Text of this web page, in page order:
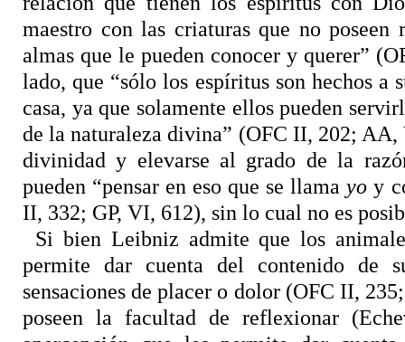
maestro con las criaturas que no
almas que le pueden conocer y querer”
lado, que “sólo los espíritus son hechos
casa, ya que solamente ellos pueden
de la naturaleza divina” (OFC II, 202;
divinidad y elevarse al grado de la
pueden “pensar en eso que se llamayo y
II, 332; GP, VI, 612), sin lo cual no es
Si bien Leibniz admite que los
permite dar cuenta del contenido de
sensaciones de placer o dolor (OFC II,
poseen la facultad de reflexionar